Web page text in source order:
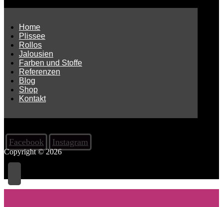
Home
Plissee
Rollos
Jalousien
Farben und Stoffe
Referenzen
Blog
Shop
Kontakt
Facebook Instagram
Copyright © 2026